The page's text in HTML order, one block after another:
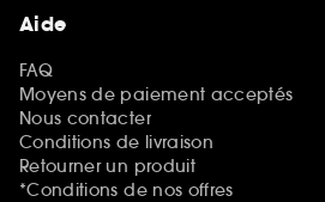
Aide
FAQ
Moyens de paiement acceptés
Nous contacter
Conditions de livraison
Retourner un produit
*Conditions de nos offres